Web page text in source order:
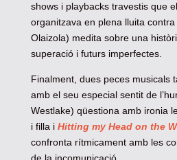
shows i playbacks travestis que
organitzava en plena lluita
Olaizola) medita sobre una
superació i futurs imperfectes.
Finalment, dues peces musicals
amb el seu especial sentit de
Westlake) qüestiona amb ironia
i filla i Hitting my Head on the
confronta rítmicament amb les